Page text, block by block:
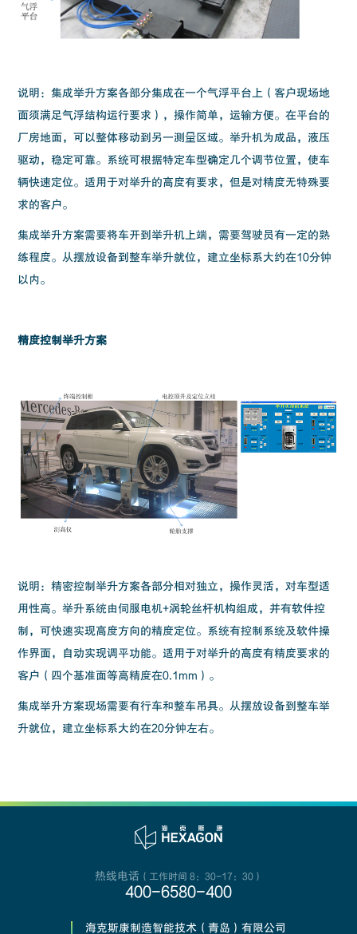
说明：集成举升方案各部分集成在一个气浮平台上（客户现场地
面须满足气浮结构运行要求），操作简单，运输方便。在平台的
厂房地面，可以整体移动到另一测量区域。举升机为成品，液压
驱动，稳定可靠。系统可根据特定车型确定几个调节位置，使车
辆快速定位。适用于对举升的高度有要求，但是对精度无特殊要
求的客户。
集成举升方案需要将车开到举升机上端，需要驾驶员有一定的熟
练程度。从摆放设备到整车举升就位，建立坐标系大约在10分钟
以内。
精度控制举升方案
说明：精密控制举升方案各部分相对独立，操作灵活，对车型适
用性高。举升系统由伺服电机+涡轮丝杆机构组成，并有软件控
制，可快速实现高度方向的精度定位。系统有控制系统及软件操
作界面，自动实现调平功能。适用于对举升的高度有精度要求的
客户（四个基准面等高精度在0.1mm）。
集成举升方案现场需要有行车和整车吊具。从摆放设备到整车举
升就位，建立坐标系大约在20分钟左右。
热线电话 （工作时间 8：30-17：30）
400-6580-400
海克斯康制造智能技术（青岛）有限公司